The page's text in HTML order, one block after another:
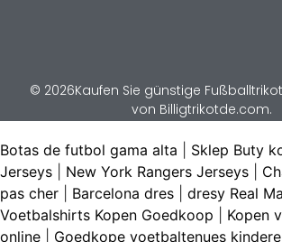
© 2026Kaufen Sie günstige
von Billigtrikotde.com.
Botas de futbol gama alta Sklep Buty
Jerseys
New York Rangers Jerseys
pas cher
Barcelona dres dresy Real
Voetbalshirts Kopen Goedkoop
Kopen
online
Goedkope voetbaltenues